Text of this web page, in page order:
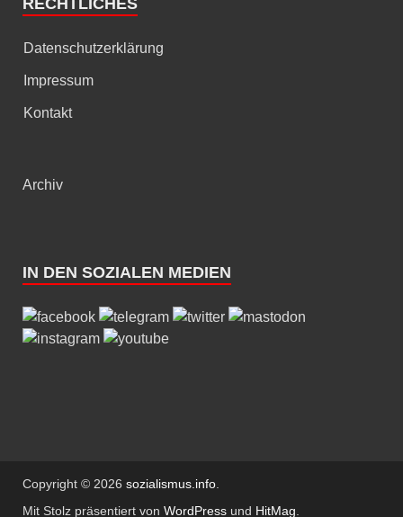
RECHTLICHES
Datenschutzerklärung
Impressum
Kontakt
Archiv
IN DEN SOZIALEN MEDIEN
Copyright © 2026 sozialismus.info.
Mit Stolz präsentiert von WordPress und HitMag.